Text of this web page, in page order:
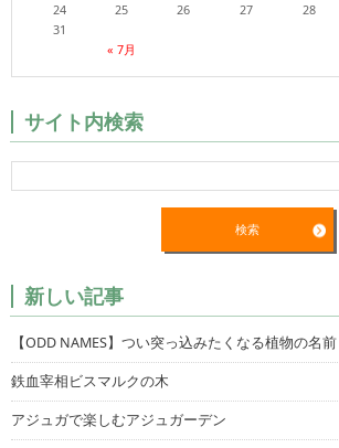
« 7月
24
25 26 27 28
31
サイト内検索
新しい記事
【ODD NAMES】つい突っ込みたくなる植物の名前
鉄血宰相ビスマルクの木
アジュガで楽しむアジュガーデン